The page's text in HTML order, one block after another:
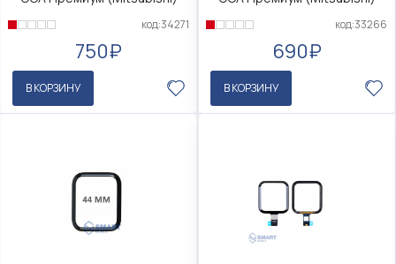
код:34271
750₽
В КОРЗИНУ
код:33266
690₽
В КОРЗИНУ